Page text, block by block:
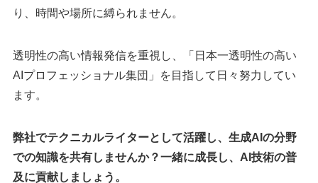
り、時間や場所に縛られません。
透明性の高い情報発信を重視し、「日本一透明性の高い
AIプロフェッショナル集団」を目指して日々努力してい
ます。
弊社でテクニカルライターとして活躍し、生成AIの分野
での知識を共有しませんか？一緒に成長し、AI技術の普
及に貢献しましょう。